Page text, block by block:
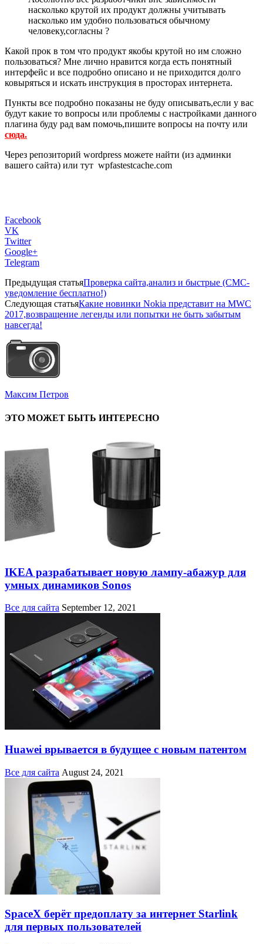
насколько крутой их продукт должны учитывать
насколько им удобно пользоваться обычному
человеку,согласны ?
Какой прок в том что продукт якобы крутой но им сложно
пользоваться? Мне лично нравится когда есть понятный
интерфейс и все подробно описано и не приходится долго
ковыряться и искать инструкция в просторах интернета.
Пункты все подробно показаны не буду описывать,если у вас
будут какие то вопросы или проблемы с настройками данного
плагина буду рад вам помочь,пишите вопросы на почту или
сюда.
Через репозиторий wordpress можете найти (из админки
вашего сайта) или тут wpfastestcache.com
Facebook
VK
Twitter
Google+
Telegram
Предыдущая статьяПроверка сайта,анализ и быстрые (СМС-
уведомление бесплатно!)
Следующая статьяКакие новинки Nokia представит на MWC
2017,возвращение легенды или попытки не быть забытым
навсегда!
Максим Петров
ЭТО МОЖЕТ БЫТЬ ИНТЕРЕСНО
IKEA разрабатывает новую лампу-абажур для
умных динамиков Sonos
Все для сайта September 12, 2021
Huawei врывается в будущее с новым патентом
Все для сайта August 24, 2021
SpaceX берёт предоплату за интернет Starlink
для первых пользователей